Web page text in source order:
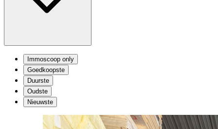
Immoscoop only
Goedkoopste
Duurste
Oudste
Nieuwste